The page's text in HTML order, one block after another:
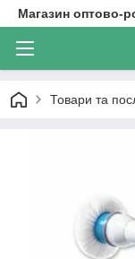
Магазин оптово-
Товари та